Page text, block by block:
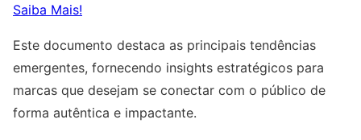
Saiba Mais!
Este documento destaca as principais tendências
emergentes, fornecendo insights estratégicos para
marcas que desejam se conectar com o público de
forma autêntica e impactante.